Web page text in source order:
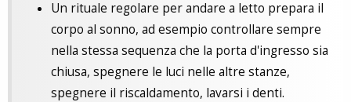
Un rituale regolare per andare a letto prepara il
corpo al sonno, ad esempio controllare sempre
nella stessa sequenza che la porta d'ingresso sia
chiusa, spegnere le luci nelle altre stanze,
spegnere il riscaldamento, lavarsi i denti.